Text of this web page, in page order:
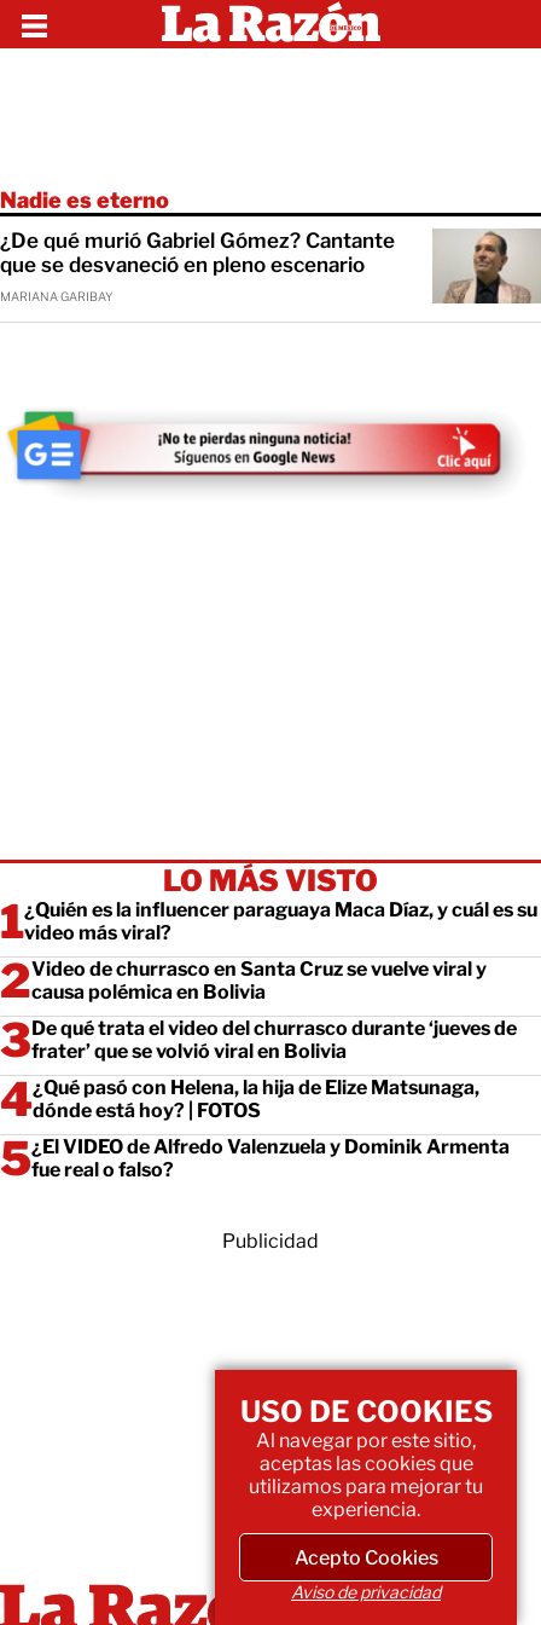
Nadie es eterno
¿De qué murió Gabriel Gómez? Cantante
que se desvaneció en pleno escenario
MARIANA GARIBAY
LO MÁS VISTO
¿Quién es la influencer paraguaya Maca Díaz, y cuál es su
video más viral?
Video de churrasco en Santa Cruz se vuelve viral y
causa polémica en Bolivia
De qué trata el video del churrasco durante ‘jueves de
frater’ que se volvió viral en Bolivia
¿Qué pasó con Helena, la hija de Elize Matsunaga,
dónde está hoy? | FOTOS
¿El VIDEO de Alfredo Valenzuela y Dominik Armenta
fue real o falso?
Publicidad
USO DE COOKIES
Al navegar por este sitio,
aceptas las cookies que
utilizamos para mejorar tu
experiencia.
Acepto Cookies
Aviso de privacidad